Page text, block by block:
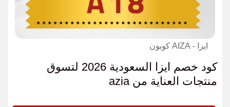
ايزا - AIZA كوبون
كود خصم ايزا السعودية 2026 لتسوق
منتجات العناية من azia